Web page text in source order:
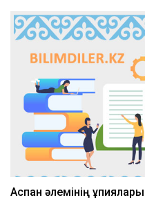
Аспан әлемінің құпиялары